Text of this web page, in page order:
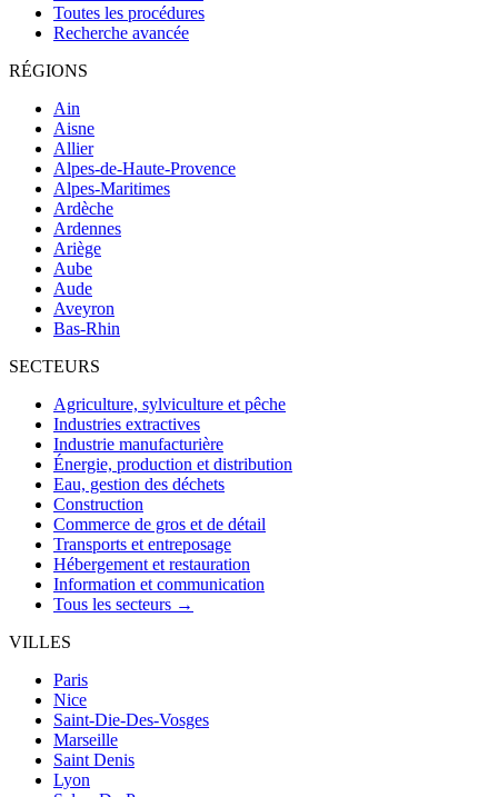
Toutes les procédures
Recherche avancée
RÉGIONS
Ain
Aisne
Allier
Alpes-de-Haute-Provence
Alpes-Maritimes
Ardèche
Ardennes
Ariège
Aube
Aude
Aveyron
Bas-Rhin
SECTEURS
Agriculture, sylviculture et pêche
Industries extractives
Industrie manufacturière
Énergie, production et distribution
Eau, gestion des déchets
Construction
Commerce de gros et de détail
Transports et entreposage
Hébergement et restauration
Information et communication
Tous les secteurs →
VILLES
Paris
Nice
Saint-Die-Des-Vosges
Marseille
Saint Denis
Lyon